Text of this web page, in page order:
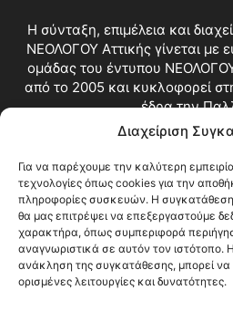
Διαχείριση
Για να παρέχουμε την καλύτερη
τεχνολογίες όπως cookies για την
πληροφορίες συσκευών. Η συγκατάθεση
θα μας επιτρέψει να επεξεργαστούμε
χαρακτήρα, όπως συμπεριφορά
αναγνωριστικά σε αυτόν τον ιστότοπο.
ανάκληση της συγκατάθεσης, μπορεί να
ορισμένες λειτουργίες και δυνατότητες.
Η σύνταξη, επιμέλεια και
ΝΕΟΛΟΓΟΥ Αττικής γίνεται με
ομάδας του έντυπου ΝΕΟΛΟΓΟΥ
από το 2005 και κυκλοφορεί
έδρα την
Επικοινωνία: